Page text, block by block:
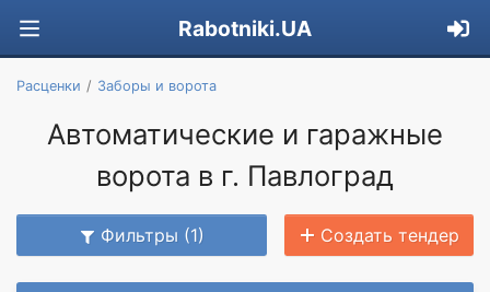
Rabotniki.UA
Расценки Заборы и ворота
Автоматические и гаражные
ворота в г. Павлоград
Фильтры (1) Создать тендер